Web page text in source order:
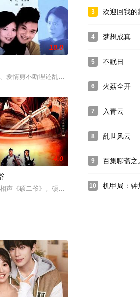
都厌倦了
地区南桩市。在市卷烟打假联合办公室初战告
10.0
爱情剪不断理还乱理想、事业、金钱、孰更轻
，每期由四
，秀秀被迫辍学。青梅竹马的郭延平考上了大
4.0
声《硕二爷》。硕二爷又称硕王爷，是活在老
3 欢迎回我的
4 梦想成真
5 不眠日
6 火荔全开
7 入青云
8 乱世风云
9 百集聊斋之
10 机甲局：钟